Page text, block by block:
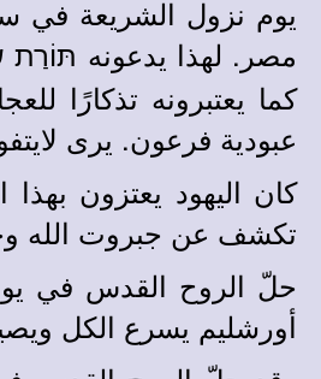
يوم نزول الشريعة في
مصر. لهذا يدعونه
كما يعتبرونه تذكارًا
عبودية فرعون. يرى
كان اليهود يعتزون
تكشف عن جبروت الله
حلّ الروح القدس في
أورشليم يسرع الكل